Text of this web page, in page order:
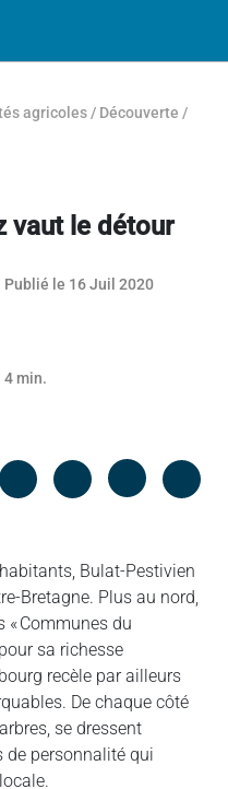
agricoles / Découverte /
vaut le détour
Publié le 16 Juil 2020
4 min.
Facebook
Bulat-Pestivien
Bretagne. Plus au nord,
« Communes du
sa richesse
recèle par ailleurs
De chaque côté
se dressent
personnalité qui